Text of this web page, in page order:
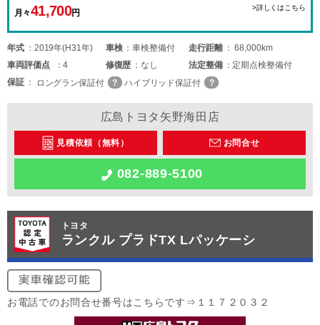
月々41,700円
>詳しくはこちら
年式 2019年(H31年) 車検 車検整備付 走行距離
68,000km
車両評価点 4 修復歴 なし 法定整備
定期点検整備付
保証
ロングラン保証付 ハイブリッド保証付
広島トヨタ矢野海田店
見積依頼（無料） お問合せ
082-889-5100
トヨタ
ランクル プラドTX Lパッケーシ
お電話でのお問合せ番号はこちらです⇒１１７２０３２